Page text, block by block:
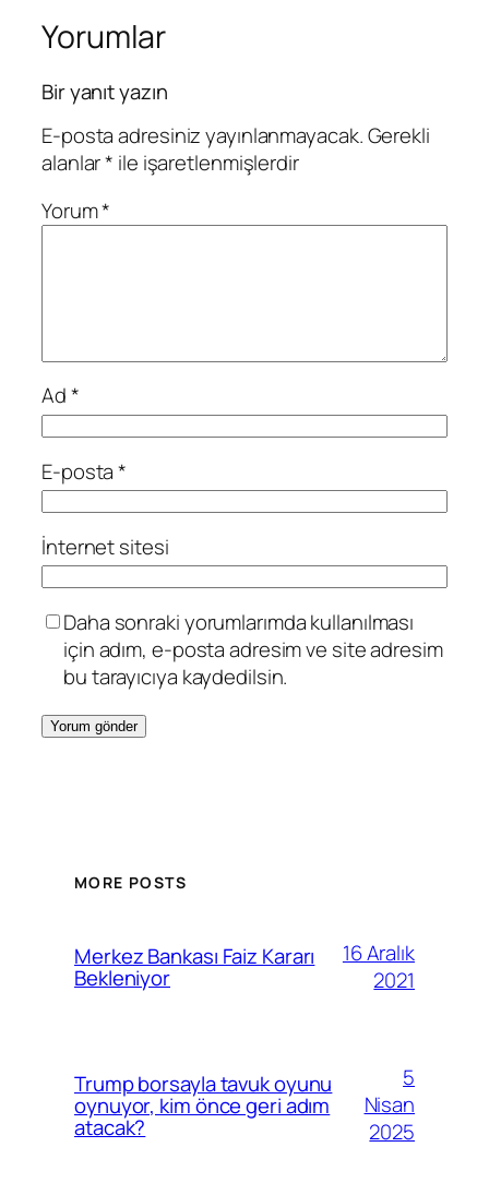
Yorumlar
Bir yanıt yazın
E-posta adresiniz yayınlanmayacak.Gerekli
alanlar* ile işaretlenmişlerdir
Yorum*
Ad*
E-posta*
İnternet sitesi
Daha sonraki yorumlarımda kullanılması
için adım, e-posta adresim ve site adresim
bu tarayıcıya kaydedilsin.
MORE POSTS
Merkez Bankası Faiz Kararı
Bekleniyor
16 Aralık
2021
Trump borsayla tavuk oyunu
oynuyor, kim önce geri adım
atacak?
5
Nisan
2025